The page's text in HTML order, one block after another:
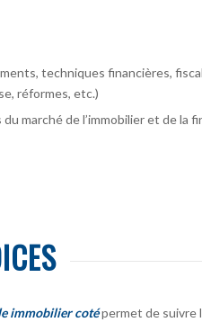
techniques financières,
réformes, etc.)
marché de l’immobilier et de la
immobilier cotépermet de suivre